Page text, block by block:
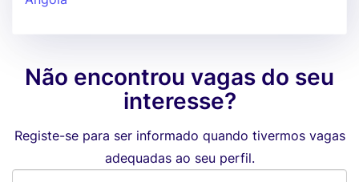
Não encontrou vagas do seu
interesse?
Registe-se para ser informado quando tivermos vagas
adequadas ao seu perfil.